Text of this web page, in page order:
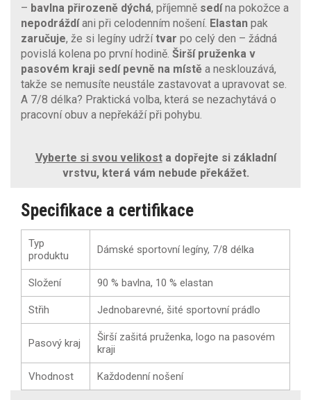
– bavlna přirozeně dýchá, příjemně sedína pokožce a
nepodráždíani při celodenním nošení. Elastan pak
zaručuje, že si legíny udržítvar po celý den – žádná
povislá kolena po první hodině. Širší pruženka v
pasovém kraji sedí pevně na místě a nesklouzává,
takže se nemusíte neustále zastavovat a upravovat se.
A 7/8 délka? Praktická volba, která se nezachytává o
pracovní obuv a nepřekáží při pohybu.
Vyberte si svou velikosta dopřejte si základní
vrstvu, která vám nebude překážet.
Specifikace a certifikace
Typ
produktu
Dámské sportovní legíny, 7/8 délka
Složení 90 % bavlna, 10 % elastan
Střih Jednobarevné, šité sportovní prádlo
Pasový kraj
Širší zašitá pruženka, logo na pasovém
kraji
Vhodnost Každodenní nošení